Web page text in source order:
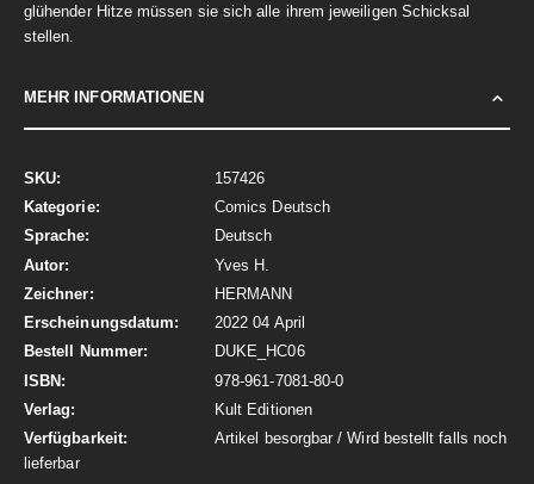
glühender Hitze müssen sie sich alle ihrem jeweiligen Schicksal
stellen.
MEHR INFORMATIONEN
Mehr
Informationen
157426
Comics Deutsch
Deutsch
Yves H.
HERMANN
2022 04 April
DUKE_HC06
978-961-7081-80-0
Kult Editionen
Artikel besorgbar / Wird bestellt falls noch
lieferbar